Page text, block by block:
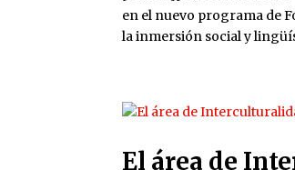
en el nuevo programa de
la inmersión social y
El área de